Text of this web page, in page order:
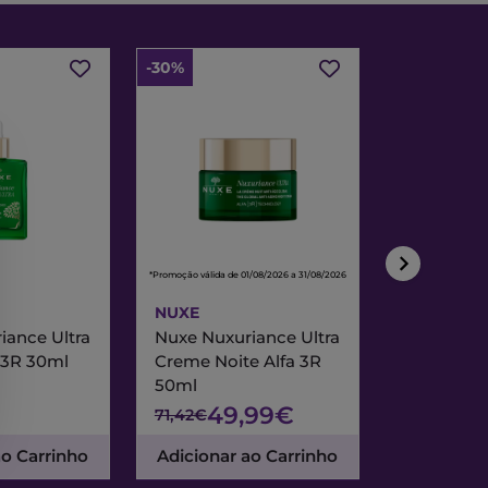
Ultra
30ml
Carrinho
-30%
*Promoção válida de 01/08/2026 a 31/08/2026
NUXE
Nuxe Nuxuriance Ultra
Creme Noite Alfa 3R
50ml
71,42€49,99€
Adicionar ao Carrinho
*Promoção válida